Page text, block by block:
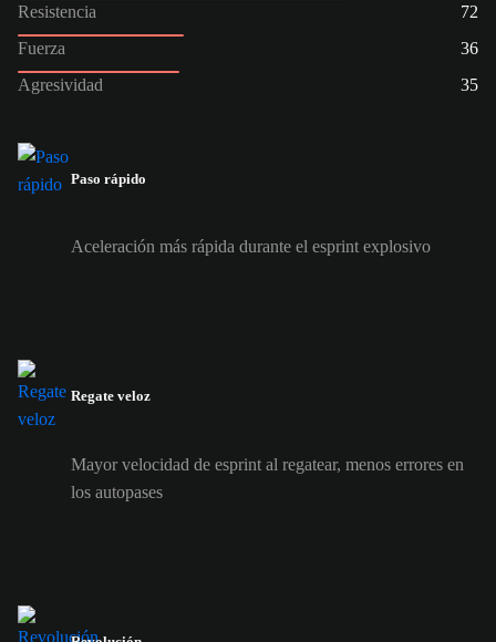
Resistencia
72
Fuerza
36
Agresividad
35
Paso rápido
Aceleración más rápida durante el esprint explosivo
Regate veloz
Mayor velocidad de esprint al regatear, menos errores en
los autopases